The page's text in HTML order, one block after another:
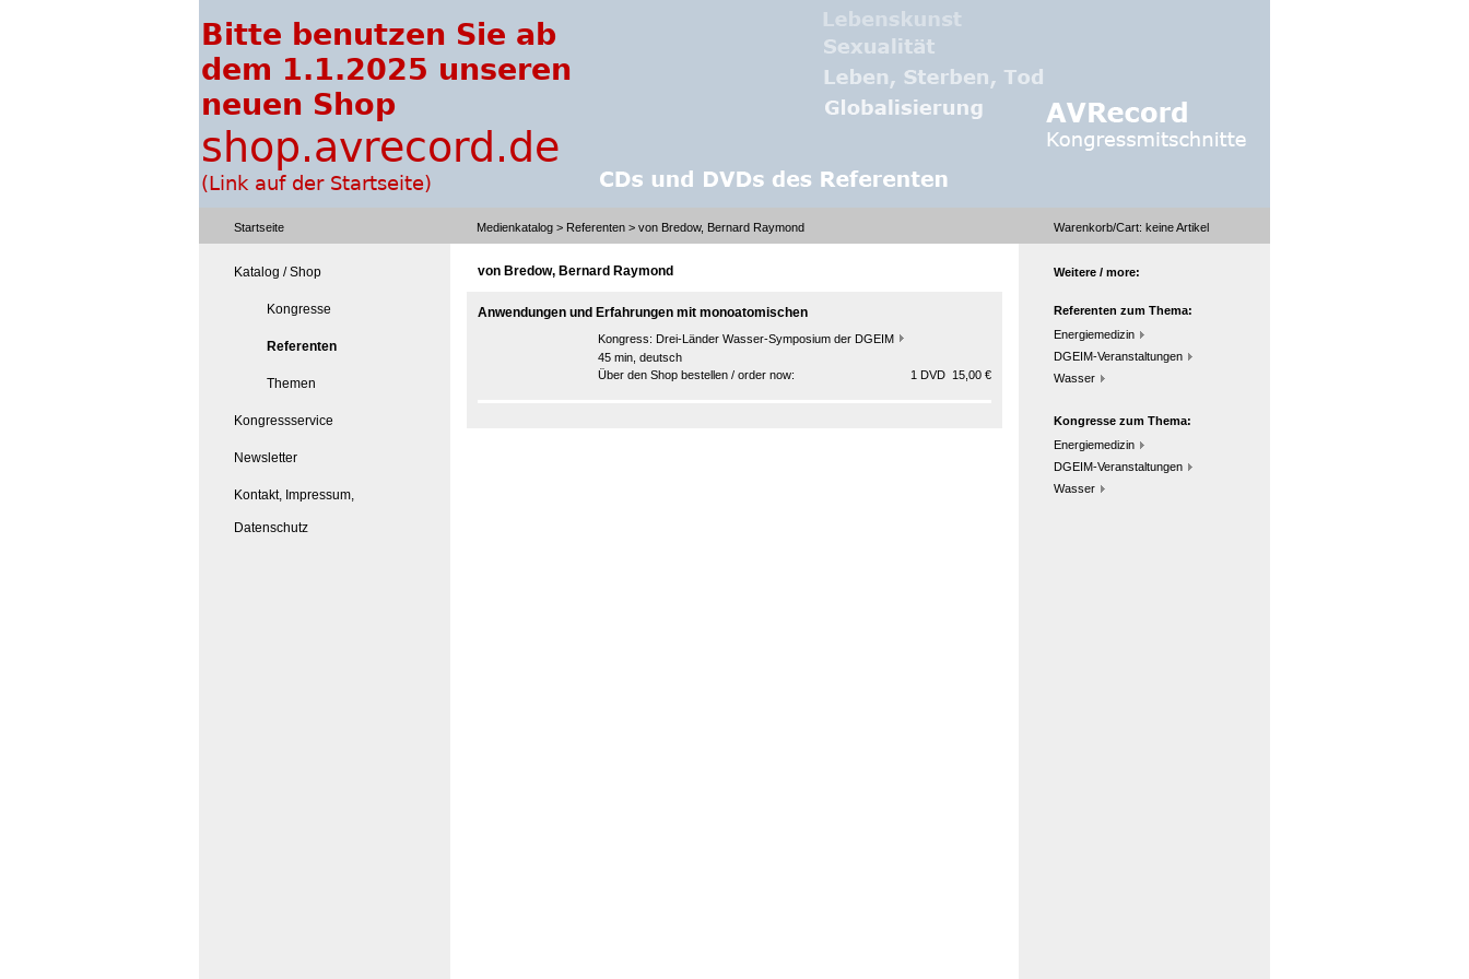
Startseite Medienkatalog > Referenten > von Bredow, Bernard Raymond Warenkorb/Cart: keineArtikel
Katalog / Shop
Kongresse
Referenten
Themen
Kongressservice
Newsletter
Kontakt, Impressum,
Datenschutz
von Bredow, Bernard Raymond
Anwendungen und Erfahrungen mit monoatomischen
Kongress: Drei-Länder Wasser-Symposium der DGEIM
45 min, deutsch
Über den Shop bestellen / order now:
1 DVD 15,00 €
Weitere / more:
Referenten zum Thema:
Energiemedizin
DGEIM-Veranstaltungen
Wasser
Kongresse zum Thema:
Energiemedizin
DGEIM-Veranstaltungen
Wasser